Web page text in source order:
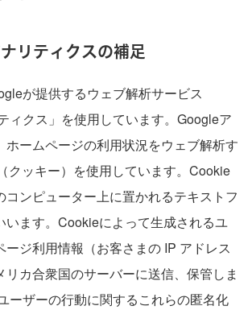
リティクスの補足
が提供するウェブ解析サービス
ィクス」を使用しています。Googleア
ホームページの利用状況をウェブ解析す
クッキー）を使用しています。Cookie
コンピューター上に置かれるテキストフ
います。Cookieによって生成されるユ
ージ利用情報（お客さまの IP アドレス
リカ合衆国のサーバーに送信、保管しま
ーザーの行動に関するこれらの匿名化